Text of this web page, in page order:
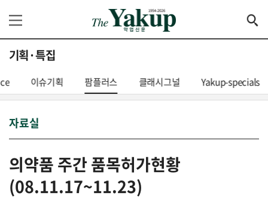
기획·특집
이슈기획 팜플러스 클래시그널 Yakup-specials
자료실
의약품 주간 품목허가현황
(08.11.17~11.23)